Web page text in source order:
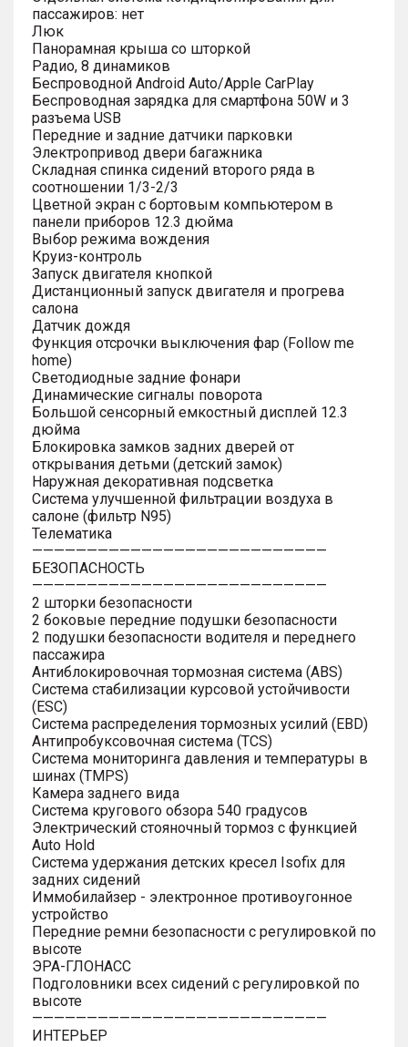
пассажиров: нет
Люк
Панорамная крыша со шторкой
Радио, 8 динамиков
Беспроводной Android Auto/Apple CarPlay
Беспроводная зарядка для смартфона 50W и 3
разъема USB
Передние и задние датчики парковки
Электропривод двери багажника
Складная спинка сидений второго ряда в
соотношении 1/3-2/3
Цветной экран с бортовым компьютером в
панели приборов 12.3 дюйма
Выбор режима вождения
Круиз-контроль
Запуск двигателя кнопкой
Дистанционный запуск двигателя и прогрева
салона
Датчик дождя
Функция отсрочки выключения фар (Follow me
home)
Светодиодные задние фонари
Динамические сигналы поворота
Большой сенсорный емкостный дисплей 12.3
дюйма
Блокировка замков задних дверей от
открывания детьми (детский замок)
Наружная декоративная подсветка
Система улучшенной фильтрации воздуха в
салоне (фильтр N95)
Телематика
———————————————————————————
БЕЗОПАСНОСТЬ
———————————————————————————
2 шторки безопасности
2 боковые передние подушки безопасности
2 подушки безопасности водителя и переднего
пассажира
Антиблокировочная тормозная система (ABS)
Система стабилизации курсовой устойчивости
(ESC)
Система распределения тормозных усилий (EBD)
Антипробуксовочная система (TCS)
Система мониторинга давления и температуры в
шинах (TMPS)
Камера заднего вида
Система кругового обзора 540 градусов
Электрический стояночный тормоз с функцией
Auto Hold
Система удержания детских кресел Isofix для
задних сидений
Иммобилайзер - электронное противоугонное
устройство
Передние ремни безопасности с регулировкой по
высоте
ЭРА-ГЛОНАСС
Подголовники всех сидений с регулировкой по
высоте
———————————————————————————
ИНТЕРЬЕР